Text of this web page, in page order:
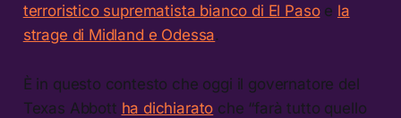
terroristico suprematista bianco di El Pasoe la
strage di Midland e Odessa.
È in questo contesto che oggi il governatore del
Texas Abbott ha dichiarato che “farà tutto quello